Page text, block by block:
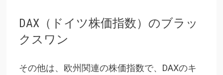
DAX（ドイツ株価指数）のブラッ
クスワン
その他は、欧州関連の株価指数で、DAXのキ